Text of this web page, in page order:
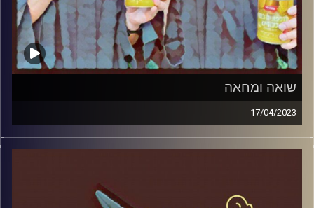
שואה ומחאה
17/04/2023
המערכת הפוליטית על ספת הפסיכולוג, עם פרופסור בועז בן-
דוד ופרופסור גלעד הירשברגר.